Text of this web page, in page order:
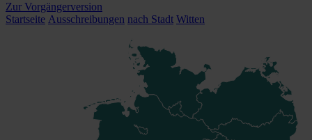
Zur Vorgängerversion
Startseite Ausschreibungen nach Stadt Witten